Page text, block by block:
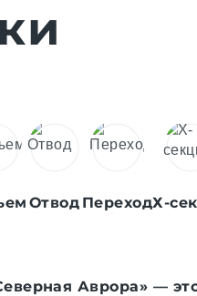
Отвод ПереходХ-
Аврора» —